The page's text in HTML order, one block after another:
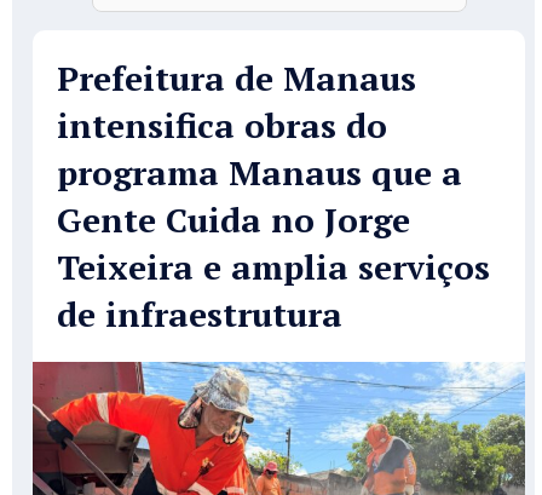
Prefeitura de Manaus
intensifica obras do
programa Manaus que a
Gente Cuida no Jorge
Teixeira e amplia serviços
de infraestrutura